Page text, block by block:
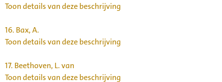
Toon details van deze beschrijving
16. Bax, A.
Toon details van deze beschrijving
17. Beethoven, L. van
Toon details van deze beschrijving